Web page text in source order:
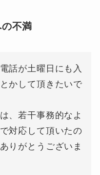
不満
話が土曜日にも入
かして頂きたいで
、若干事務的なよ
対応して頂いたの
りがとうございま